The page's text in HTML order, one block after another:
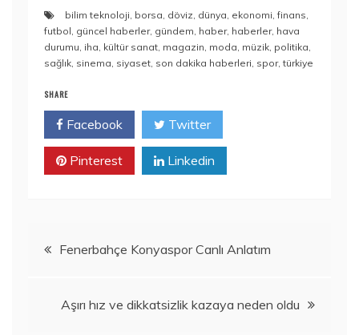
bilim teknoloji, borsa, döviz, dünya, ekonomi,finans,
futbol, güncel haberler, gündem, haber, haberler, hava
durumu, iha, kültür sanat, magazin, moda, müzik, politika,
sağlık, sinema, siyaset, son dakika haberleri, spor,türkiye
SHARE
Facebook Twitter
Pinterest Linkedin
YazıFenerbahçe Konyaspor Canlı Anlatım
Aşırı hız ve dikkatsizlik kazaya neden oldu